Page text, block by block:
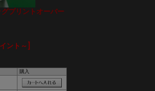
プリントオーバー
ント～]
購入